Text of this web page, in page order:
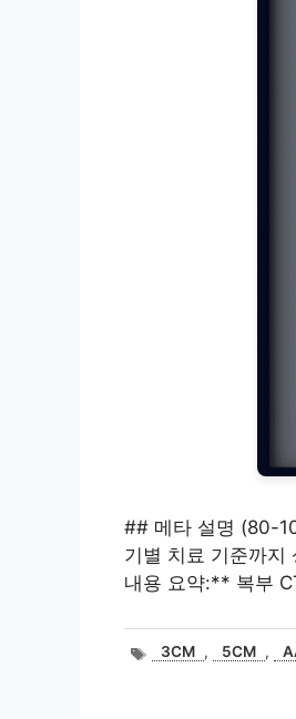
## 메타 설명 (80-
기별 치료 기준까
내용 요약:** 복부
태3CM , 5CM ,